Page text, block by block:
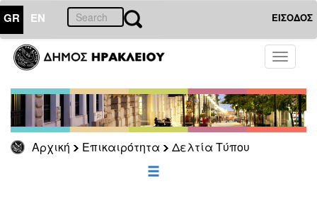
GR EN ΕΙΣΟΔΟΣ
Toggle
Αρχική Επικαιρότητα Δελτία Τύπου
ΕΠΙΚΑΙΡΟΤΗΤΑ
Τύπου
Αρχείο